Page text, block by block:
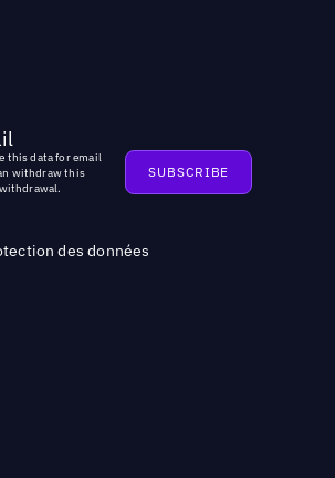
this data for email
withdraw this
des données